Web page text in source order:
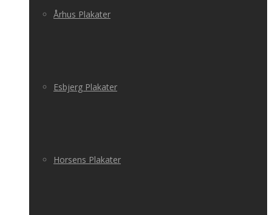
Århus Plakater
Esbjerg Plakater
Horsens Plakater